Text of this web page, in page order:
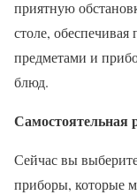
приятную
столе,
предметами и
блюд.
Самостоятельная
Сейчас вы
приборы, которые